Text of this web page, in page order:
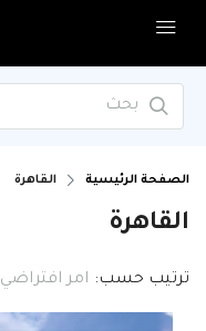
الصفحة الرئيسية القاهرة
القاهرة
ترتيب حسب: امر افتراضي